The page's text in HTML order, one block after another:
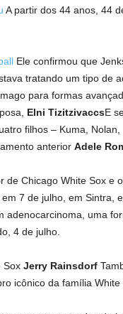
A partir dos 44 anos, 44
Ele confirmou que
tratando um tipo de
para formas
Elni TizitzivaccsE
filhos – Kuma,
anterior Adele
de Chicago White Sox e
7 de julho, em Sintra,
adenocarcinoma, uma
4 de julho.
Sox Jerry Rainsdorf
icônico da família White